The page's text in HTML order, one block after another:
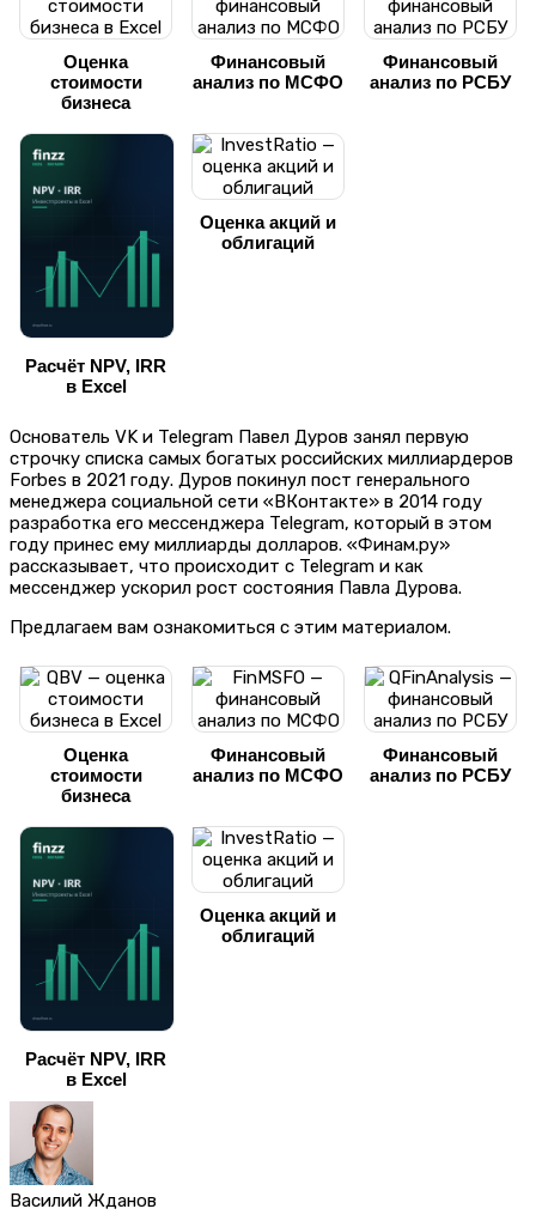
Оценка
стоимости
бизнеса
Финансовый
анализ по МСФО
Финансовый
анализ по РСБУ
Расчёт NPV, IRR
в Excel
Оценка акций и
облигаций
Основатель VK и Telegram Павел Дуров занял первую
строчку списка самых богатых российских миллиардеров
Forbes в 2021 году. Дуров покинул пост генерального
менеджера социальной сети «ВКонтакте» в 2014 году
разработка его мессенджера Telegram, который в этом
году принес ему миллиарды долларов. «Финам.ру»
рассказывает, что происходит с Telegram и как
мессенджер ускорил рост состояния Павла Дурова.
Предлагаем вам ознакомиться с этим материалом.
Оценка
стоимости
бизнеса
Финансовый
анализ по МСФО
Финансовый
анализ по РСБУ
Расчёт NPV, IRR
в Excel
Оценка акций и
облигаций
Василий Жданов